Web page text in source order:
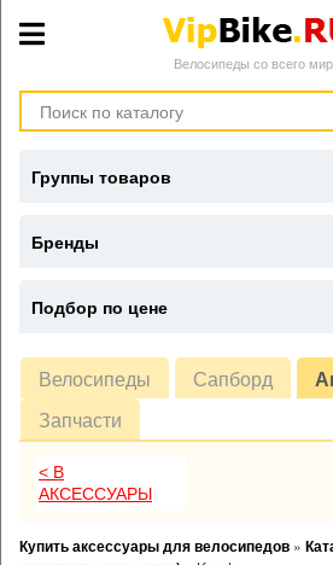
Велосипеды со всего
Велосипеды Сапборд
Запчасти
< В
АКСЕССУАРЫ
Купить аксессуары для велосипедов »
Группы товаров
Бренды
Подбор по цене